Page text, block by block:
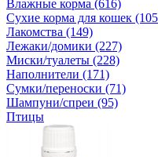
Влажные корма (616)
Сухие корма для кошек
Лакомства (149)
Лежаки/домики (227)
Миски/туалеты (228)
Наполнители (171)
Сумки/переноски (71)
Шампуни/спреи (95)
Птицы